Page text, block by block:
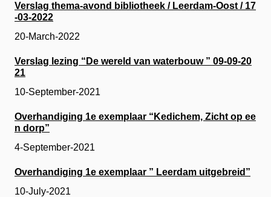
Verslag thema-avond bibliotheek / Leerdam-Oost / 17
-03-2022
20-March-2022
Verslag lezing “De wereld van waterbouw ” 09-09-20
21
10-September-2021
Overhandiging 1e exemplaar “Kedichem, Zicht op ee
n dorp”
4-September-2021
Overhandiging 1e exemplaar ” Leerdam uitgebreid”
10-July-2021